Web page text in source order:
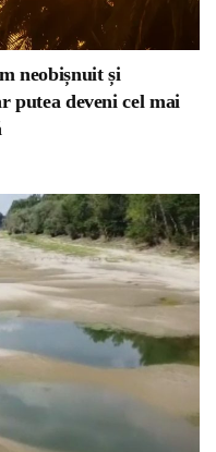
neobișnuit și
putea deveni cel mai